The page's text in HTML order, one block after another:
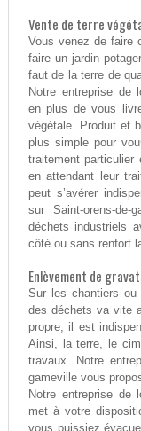
Vente de terre
Vous venez de faire
faire un jardin
faut de la terre de
Notre entreprise de
en plus de vous
végétale. Produit et
plus simple pour
traitement
en attendant leur
peut s’avérer
sur Saint-orens-
déchets industriels
côté ou sans renfort
Enlèvement de
Sur les chantiers ou
des déchets va vite
propre, il est
Ainsi, la terre, le
travaux. Notre
gameville vous
Notre entreprise de
met à votre
vous puissiez